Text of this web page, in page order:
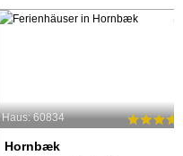
Haus: 60834
Hornbæk